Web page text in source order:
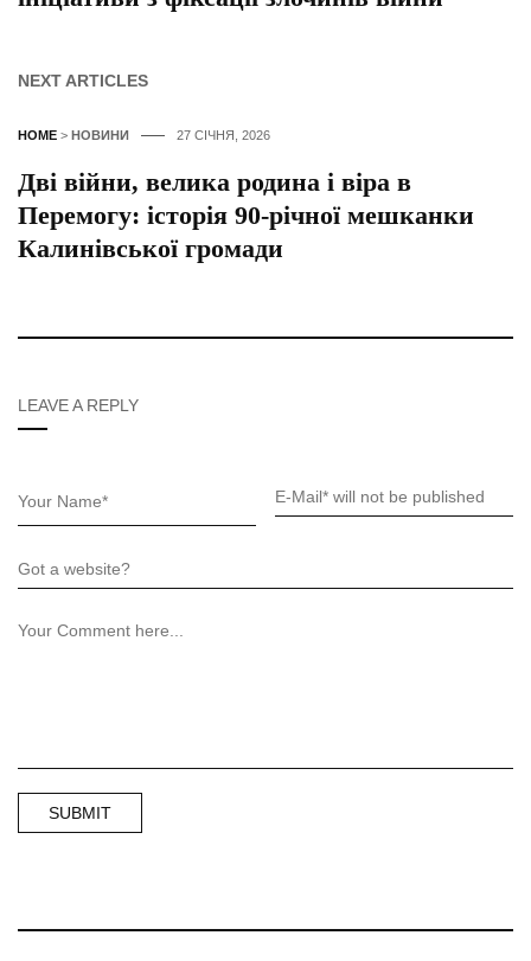
NEXT ARTICLES
HOME > НОВИНИ 27 СІЧНЯ, 2026
Дві війни, велика родина і віра в
Перемогу: історія 90-річної мешканки
Калинівської громади
LEAVE A REPLY